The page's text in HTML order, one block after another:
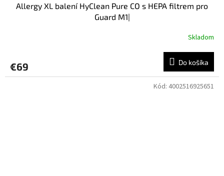
Allergy XL balení HyClean Pure CO s HEPA filtrem pro
Guard M1|
Skladom
€69 Do košíka
Kód: 4002516925651